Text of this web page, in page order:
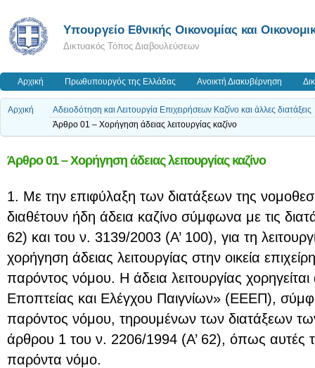
Υπουργείο Εθνικής Οικονομίας και
Δικτυακός Τόπος Διαβουλεύσεων
Αρχική Πρωθυπουργός της Ελλάδας Ανοικτή Διακυβέρνηση
Αρχική
Αδειοδότηση και Λειτουργία Επιχειρήσεων Καζίνο και άλλες διατάξεις
Άρθρο 01 – Χορήγηση άδειας λειτουργίας καζίνο
Άρθρο 01 – Χορήγηση άδειας λειτουργίας καζίνο
1. Με την επιφύλαξη των διατάξεων της
διαθέτουν ήδη άδεια καζίνο σύμφωνα με τις
62) και του ν. 3139/2003 (A’ 100), για τη
χορήγηση άδειας λειτουργίας στην οικεία
παρόντος νόμου. Η άδεια λειτουργίας
Εποπτείας και Ελέγχου Παιγνίων» (ΕΕΕΠ),
παρόντος νόμου, τηρουμένων των διατάξεων
άρθρου 1 του ν. 2206/1994 (Α’ 62), όπως αυτές
παρόντα νόμο.